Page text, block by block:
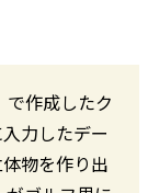
作成したク
力したデー
物を作り出